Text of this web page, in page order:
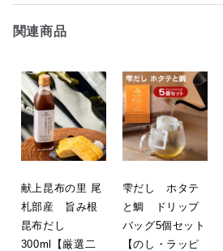
関連商品
献上昆布の里 尾
札部産 旨み根
昆布だし
300ml【厳選二
雫だし ホタテ
と鯛 ドリップ
バッグ5個セット
【のし・ラッピ